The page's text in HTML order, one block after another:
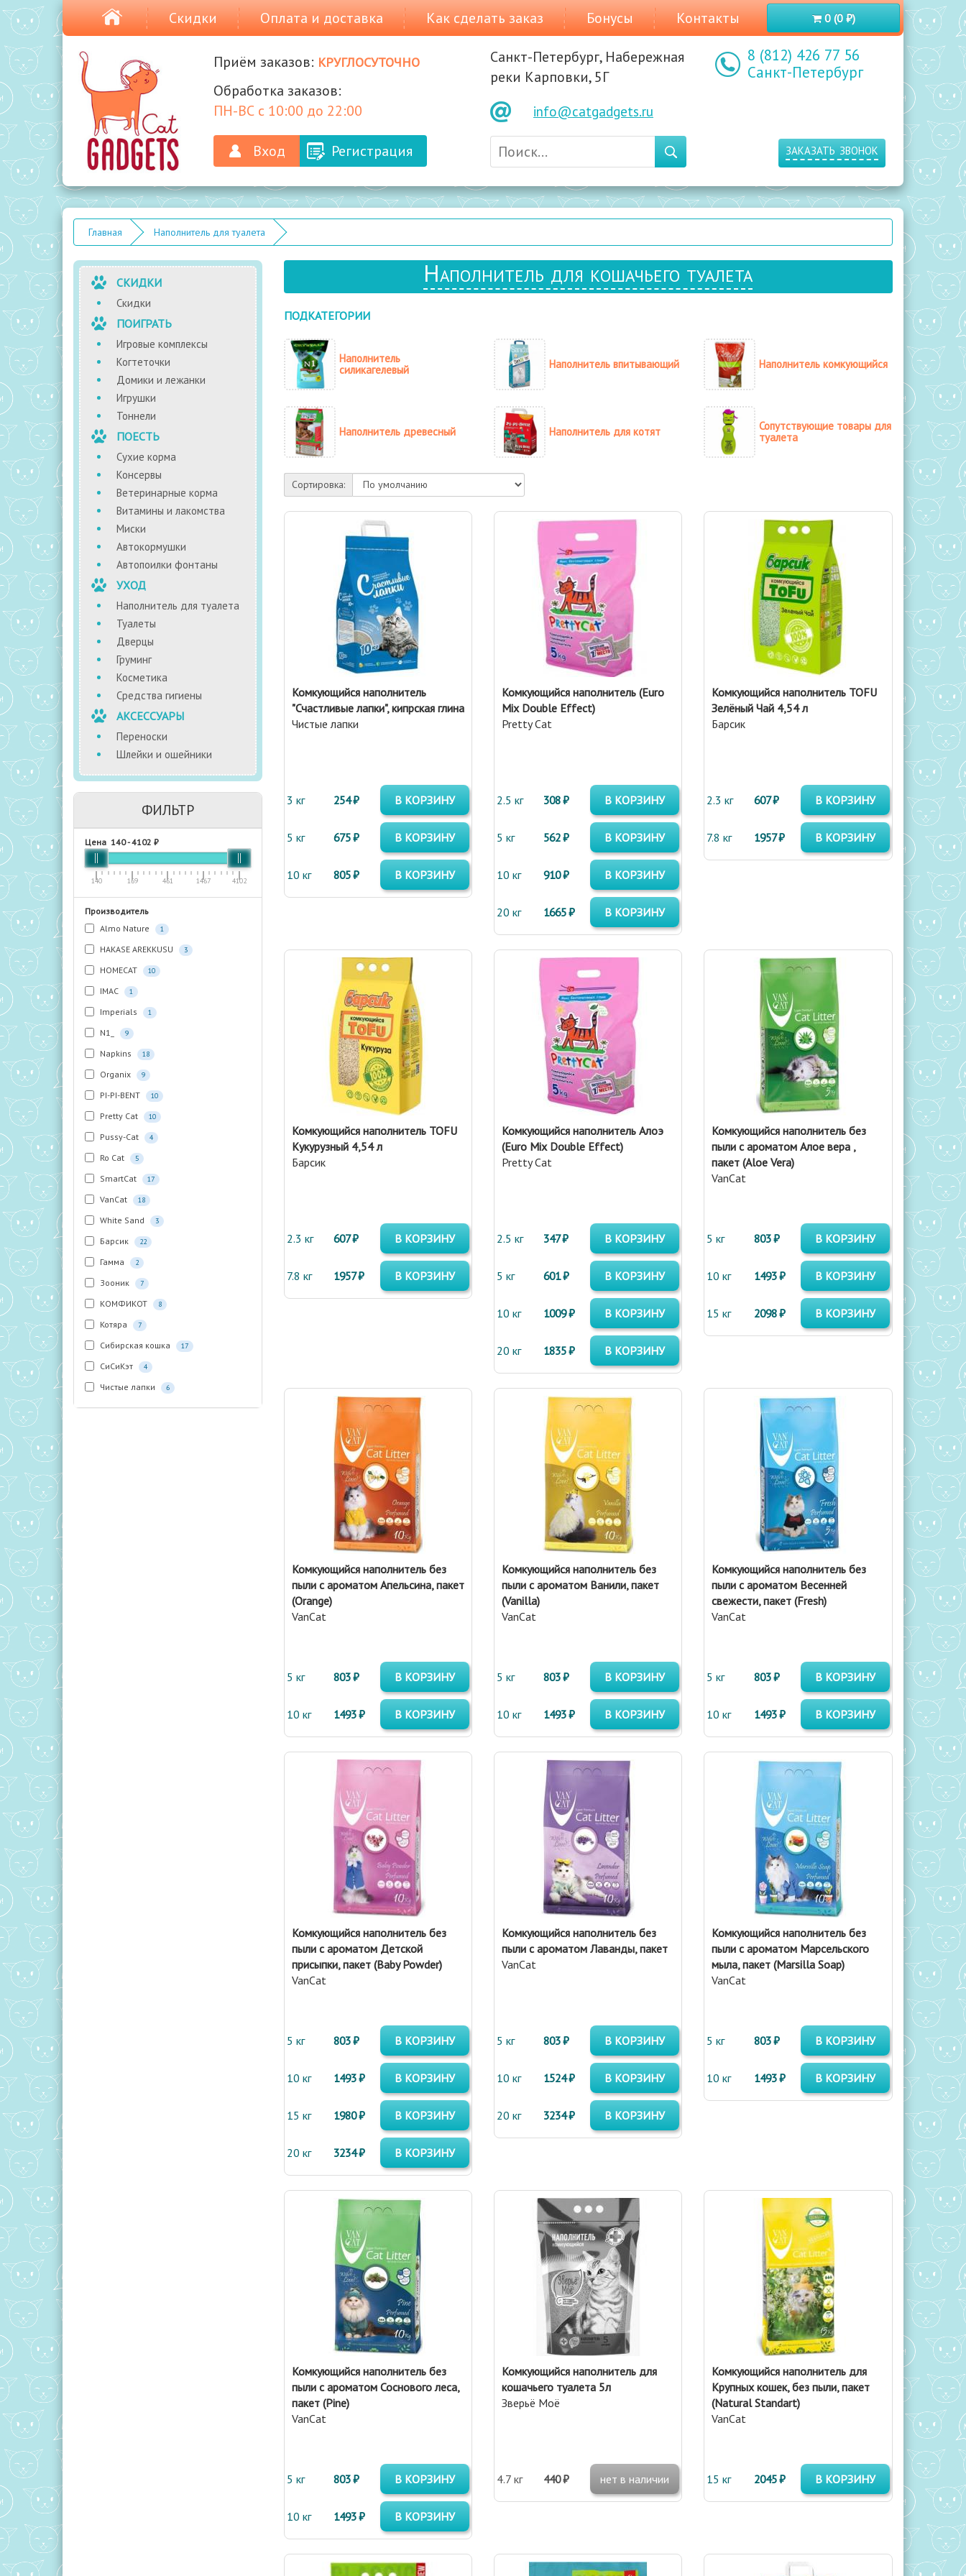
0 (0 ₽)
Скидки Оплата и доставка Как сделать заказ Бонусы Контакты
Приём заказов: круглосуточно
Обработка заказов:
ПН-ВС с 10:00 до 22:00
Вход Регистрация
Санкт-Петербург, Набережная
реки Карповки, 5Г
info@catgadgets.ru
8 (812) 426 77 56
Санкт-Петербург
заказать звонок
Главная Наполнитель для туалета
СКИДКИ
Скидки
ПОИГРАТЬ
Игровые комплексы
Когтеточки
Домики и лежанки
Игрушки
Тоннели
ПОЕСТЬ
Сухие корма
Консервы
Ветеринарные корма
Витамины и лакомства
Миски
Автокормушки
Автопоилки фонтаны
УХОД
Наполнитель для туалета
Туалеты
Дверцы
Груминг
Косметика
Средства гигиены
АКСЕССУАРЫ
Переноски
Шлейки и ошейники
ФИЛЬТР
Цена 140-4102 ₽
140 169 461 1467 4102
Производитель
Almo Nature
1
HAKASE AREKKUSU 3
HOMECAT 10
IMAC 1
Imperials 1
N1_ 9
Napkins 18
Organix 9
PI-PI-BENT 10
Pretty Cat 10
Pussy-Cat 4
Ro Cat 5
SmartCat 17
VanCat 18
White Sand 3
Барсик 22
Гамма 2
Зооник 7
КОМФИКОТ 8
Котяра 7
Сибирская кошка 17
СиСиКэт 4
Чистые лапки 6
Наполнитель для кошачьего туалета
ПОДКАТЕГОРИИ
Наполнитель
силикагелевый
Наполнитель впитывающий Наполнитель комкующийся
Наполнитель древесный Наполнитель для котят
Сопутствующие товары для
туалета
Сортировка:
Комкующийся наполнитель
"Счастливые лапки", кипрская глина
Чистые лапки
3 кг 254 ₽ В КОРЗИНУ
5 кг 675 ₽ В КОРЗИНУ
10 кг 805 ₽ В КОРЗИНУ
Комкующийся наполнитель (Euro
Mix Double Effect)
Pretty Cat
2.5 кг 308 ₽ В КОРЗИНУ
5 кг 562 ₽ В КОРЗИНУ
10 кг 910 ₽ В КОРЗИНУ
20 кг 1665 ₽ В КОРЗИНУ
Комкующийся наполнитель TOFU
Зелёный Чай 4,54 л
Барсик
2.3 кг 607 ₽ В КОРЗИНУ
7.8 кг 1957 ₽ В КОРЗИНУ
Комкующийся наполнитель TOFU
Кукурузный 4,54 л
Барсик
2.3 кг 607 ₽ В КОРЗИНУ
7.8 кг 1957 ₽ В КОРЗИНУ
Комкующийся наполнитель Алоэ
(Euro Mix Double Effect)
Pretty Cat
2.5 кг 347 ₽ В КОРЗИНУ
5 кг 601 ₽ В КОРЗИНУ
10 кг 1009 ₽ В КОРЗИНУ
20 кг 1835 ₽ В КОРЗИНУ
Комкующийся наполнитель без
пыли с ароматом Алое вера ,
пакет (Aloe Vera)
VanCat
5 кг 803 ₽ В КОРЗИНУ
10 кг 1493 ₽ В КОРЗИНУ
15 кг 2098 ₽ В КОРЗИНУ
Комкующийся наполнитель без
пыли с ароматом Апельсина, пакет
(Orange)
VanCat
5 кг 803 ₽ В КОРЗИНУ
10 кг 1493 ₽ В КОРЗИНУ
Комкующийся наполнитель без
пыли с ароматом Ванили, пакет
(Vanilla)
VanCat
5 кг 803 ₽ В КОРЗИНУ
10 кг 1493 ₽ В КОРЗИНУ
Комкующийся наполнитель без
пыли с ароматом Весенней
свежести, пакет (Fresh)
VanCat
5 кг 803 ₽ В КОРЗИНУ
10 кг 1493 ₽ В КОРЗИНУ
Комкующийся наполнитель без
пыли с ароматом Детской
присыпки, пакет (Baby Powder)
VanCat
5 кг 803 ₽ В КОРЗИНУ
10 кг 1493 ₽ В КОРЗИНУ
15 кг 1980 ₽ В КОРЗИНУ
20 кг 3234 ₽ В КОРЗИНУ
Комкующийся наполнитель без
пыли с ароматом Лаванды, пакет
VanCat
5 кг 803 ₽ В КОРЗИНУ
10 кг 1524 ₽ В КОРЗИНУ
20 кг 3234 ₽ В КОРЗИНУ
Комкующийся наполнитель без
пыли с ароматом Марсельского
мыла, пакет (Marsilla Soap)
VanCat
5 кг 803 ₽ В КОРЗИНУ
10 кг 1493 ₽ В КОРЗИНУ
Комкующийся наполнитель без
пыли с ароматом Соснового леса,
пакет (Pine)
VanCat
5 кг 803 ₽ В КОРЗИНУ
10 кг 1493 ₽ В КОРЗИНУ
Комкующийся наполнитель для
кошачьего туалета 5л
Зверьё Моё
4.7 кг 440 ₽ нет в наличии
Комкующийся наполнитель для
Крупных кошек, без пыли, пакет
(Natural Standart)
VanCat
15 кг 2045 ₽ В КОРЗИНУ